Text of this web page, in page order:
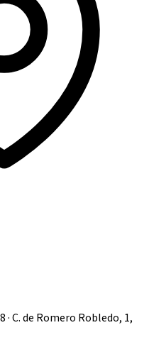
· C. de Romero Robledo, 1,